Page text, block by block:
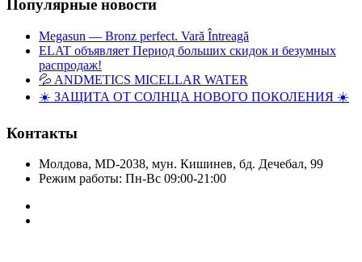
Популярные новости
Megasun — Bronz perfect. Vară Întreagă
ELAT объявляет Период больших скидок и безумных
распродаж!
💦 ANDMETICS MICELLAR WATER
☀️ ЗАЩИТА ОТ СОЛНЦА НОВОГО ПОКОЛЕНИЯ ☀️
Контакты
Молдова, MD-2038, мун. Кишинев, бд. Дечебал, 99
Режим работы: Пн-Вс 09:00-21:00